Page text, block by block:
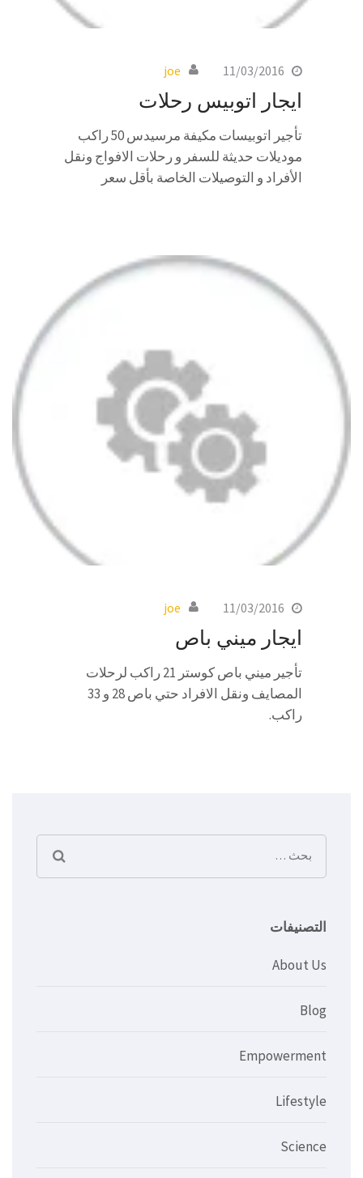
11/03/2016
joe
ايجار اتوبيس رحلات
تأجير اتوبيسات مكيفة مرسيدس 50 راكب
موديلات حديثة للسفر و رحلات الافواج ونقل
الأفراد و التوصيلات الخاصة بأقل سعر
11/03/2016
joe
ايجار ميني باص
تأجير ميني باص كوستر 21 راكب لرحلات
المصايف ونقل الافراد حتي باص 28 و 33
راكب.
البحث
عن:
التصنيفات
About Us
Blog
Empowerment
Lifestyle
Science